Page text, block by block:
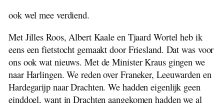
ook wel mee verdiend.
Met Jilles Roos, Albert Kaale en Tjaard Wortel heb ik
eens een fietstocht gemaakt door Friesland. Dat was voor
ons ook wat nieuws. Met de Minister Kraus gingen we
naar Harlingen. We reden over Franeker, Leeuwarden en
Hardegarijp naar Drachten. We hadden eigenlijk geen
einddoel, want in Drachten aangekomen hadden we al